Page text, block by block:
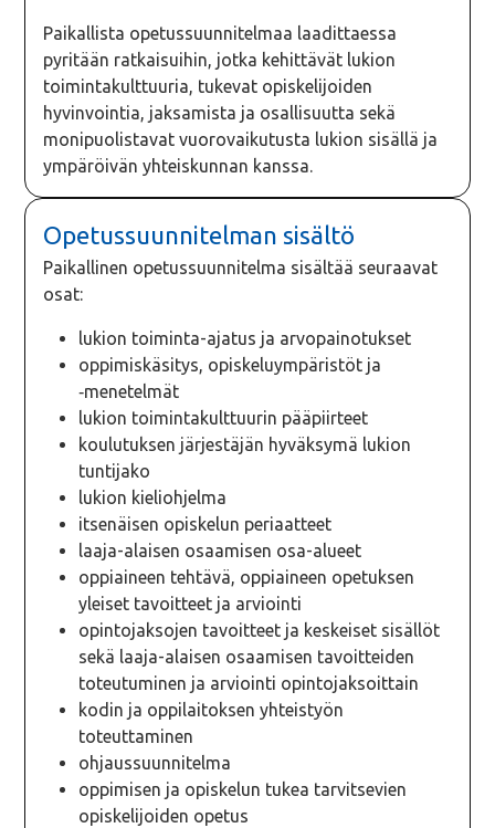
Paikallista opetussuunnitelmaa laadittaessa
pyritään ratkaisuihin, jotka kehittävät lukion
toimintakulttuuria, tukevat opiskelijoiden
hyvinvointia, jaksamista ja osallisuutta sekä
monipuolistavat vuorovaikutusta lukion sisällä ja
ympäröivän yhteiskunnan kanssa.
Opetussuunnitelman sisältö
Paikallinen opetussuunnitelma sisältää seuraavat
osat:
lukion toiminta-ajatus ja arvopainotukset
oppimiskäsitys, opiskeluympäristöt ja
‑menetelmät
lukion toimintakulttuurin pääpiirteet
koulutuksen järjestäjän hyväksymä lukion
tuntijako
lukion kieliohjelma
itsenäisen opiskelun periaatteet
laaja-alaisen osaamisen osa-alueet
oppiaineen tehtävä, oppiaineen opetuksen
yleiset tavoitteet ja arviointi
opintojaksojen tavoitteet ja keskeiset sisällöt
sekä laaja-alaisen osaamisen tavoitteiden
toteutuminen ja arviointi opintojaksoittain
kodin ja oppilaitoksen yhteistyön
toteuttaminen
ohjaussuunnitelma
oppimisen ja opiskelun tukea tarvitsevien
opiskelijoiden opetus